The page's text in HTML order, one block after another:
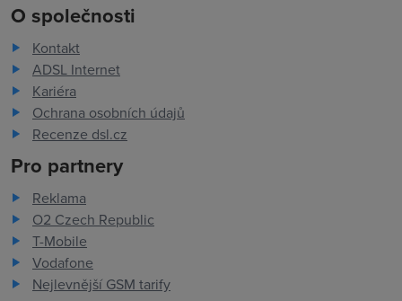
O společnosti
Kontakt
ADSL Internet
Kariéra
Ochrana osobních údajů
Recenze dsl.cz
Pro partnery
Reklama
O2 Czech Republic
T-Mobile
Vodafone
Nejlevnější GSM tarify